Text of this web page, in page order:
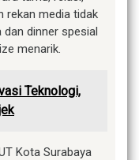
rekan media tidak
dinner spesial
menarik.
Teknologi,
Kota Surabaya